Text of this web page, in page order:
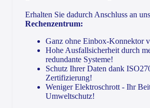
Erhalten Sie dadurch Anschluss an
Rechenzentrum:
Ganz ohne Einbox-Konnektor
Hohe Ausfallsicherheit durch
redundante Systeme!
Schutz Ihrer Daten dank
Zertifizierung!
Weniger Elektroschrott - Ihr
Umweltschutz!